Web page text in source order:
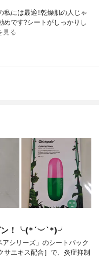
私には最適‼️乾燥肌の人じゃ
めです?シートがしっかりし
見る
ン！╰(*´︶`*)╯
シリーズ」のシートパック
サエキス配合］で、炎症抑制